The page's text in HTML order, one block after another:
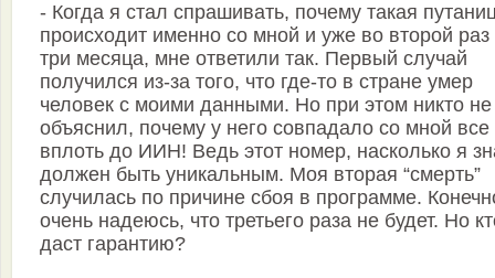
- Когда я стал спрашивать, почему такая
происходит именно со мной и уже во второй раз
три месяца, мне ответили так. Первый случай
получился из-за того, что где-то в стране умер
человек с моими данными. Но при этом никто не
объяснил, почему у него совпадало со мной все
вплоть до ИИН! Ведь этот номер, насколько я
должен быть уникальным. Моя вторая “смерть”
случилась по причине сбоя в программе.
очень надеюсь, что третьего раза не будет. Но
даст гарантию?